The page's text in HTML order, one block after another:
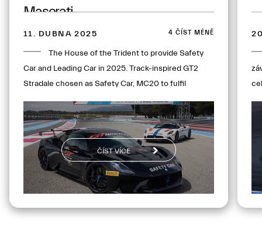
Maserati
11. DUBNA 2025 4 ČÍST MÉNĚ
The House of the Trident to provide Safety
Car and Leading Car in 2025. Track-inspired GT2
Stradale chosen as Safety Car, MC20 to fulfil
weekend when season launches at Circuit Paul
Ricard
ČÍST VÍCE